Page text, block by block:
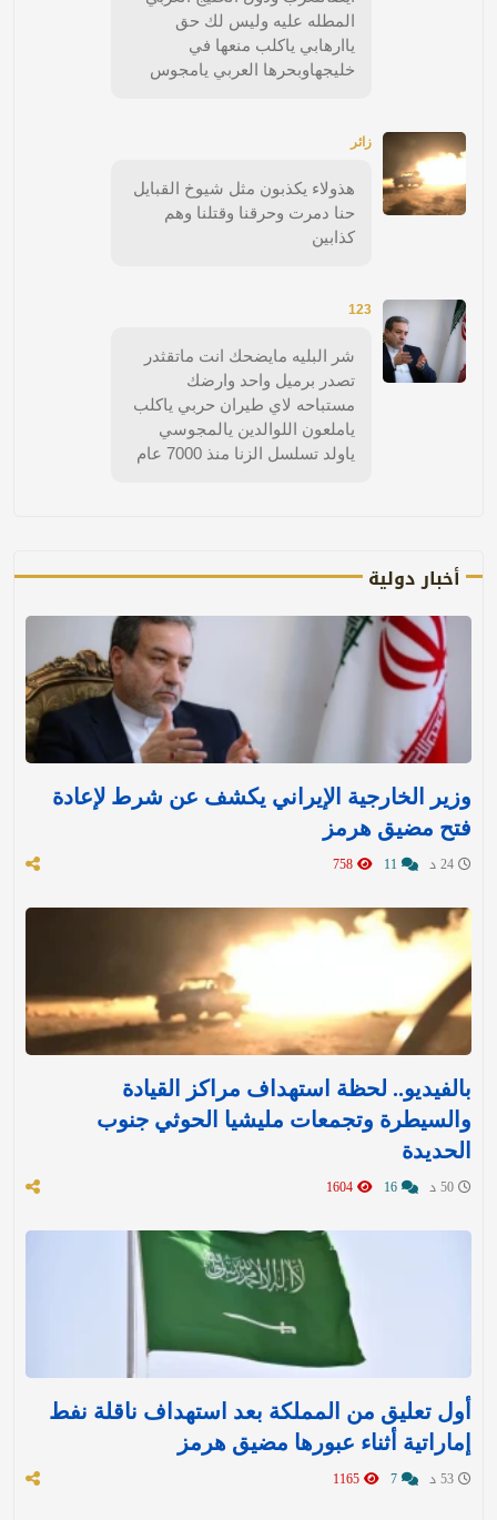
المطله عليه وليس لك حق
ياارهابي ياكلب منعها في
خليجهاوبحرها العربي يامجوس
زائر
هذولاء يكذبون مثل شيوخ القبايل
حنا دمرت وحرقنا وقتلنا وهم
كذابين
123
شر البليه مايضحك انت ماتقثدر
تصدر برميل واحد وارضك
مستباحه لاي طيران حربي ياكلب
ياملعون اللوالدين يالمجوسي
ياولد تسلسل الزنا منذ 7000 عام
أخبار دولية
وزير الخارجية الإيراني يكشف عن شرط لإعادة
فتح مضيق هرمز
بالفيديو.. لحظة استهداف مراكز القيادة
والسيطرة وتجمعات مليشيا الحوثي جنوب
الحديدة
أول تعليق من المملكة بعد استهداف ناقلة نفط
إماراتية أثناء عبورها مضيق هرمز